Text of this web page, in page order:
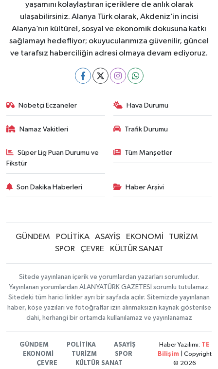
yaşamını kolaylaştıran içeriklere de anlık olarak
ulaşabilirsiniz. Alanya Türk olarak, Akdeniz’in incisi
Alanya’nın kültürel, sosyal ve ekonomik dokusuna katkı
sağlamayı hedefliyor; okuyucularımıza güvenilir, güncel
ve tarafsız haberciliğin adresi olmaya devam ediyoruz.
Nöbetçi Eczaneler Hava Durumu
Namaz Vakitleri Trafik Durumu
Süper Lig Puan Durumu ve
Fikstür
Tüm Manşetler
Son Dakika Haberleri Haber Arşivi
GÜNDEM POLİTİKA ASAYİŞ EKONOMİ
TURİZM
SPOR
ÇEVRE KÜLTÜR SANAT
Sitede yayınlanan içerik ve yorumlardan yazarları sorumludur.
Yayınlanan yorumlardan ALANYATÜRK GAZETESİ sorumlu tutulamaz.
Sitedeki tüm harici linkler ayrı bir sayfada açılır. Sitemizde yayınlanan
haber, köşe yazıları ve fotoğraflar izin alınmaksızın kaynak gösterilse
dahi, herhangi bir ortamda kullanılamaz ve yayınlanamaz
GÜNDEM POLİTİKA
ASAYİŞ
EKONOMİ
TURİZM
SPOR
ÇEVRE
KÜLTÜR SANAT
Haber Yazılımı:
TE
Bilişim | Copyright
© 2026